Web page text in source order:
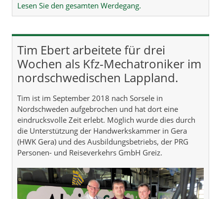
Lesen Sie den gesamten Werdegang.
Tim Ebert arbeitete für drei
Wochen als Kfz-Mechatroniker im
nordschwedischen Lappland.
Tim ist im September 2018 nach Sorsele in
Nordschweden aufgebrochen und hat dort eine
eindrucksvolle Zeit erlebt. Möglich wurde dies durch
die Unterstützung der Handwerkskammer in Gera
(HWK Gera) und des Ausbildungsbetriebs, der PRG
Personen- und Reiseverkehrs GmbH Greiz.